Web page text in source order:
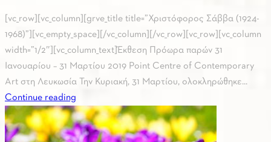
[vc_row][vc_column][grve_title title=”Χριστόφορος Σάββα (1924-
1968)”][vc_empty_space][/vc_column][/vc_row][vc_row][vc_column
width=”1/2″][vc_column_text]Έκθεση Πρόωρα παρών 31
Ιανουαρίου – 31 Μαρτίου 2019 Point Centre of Contemporary
Art στη Λευκωσία Την Κυριακή, 31 Mαρτίου, ολοκληρώθηκε...
Continue reading